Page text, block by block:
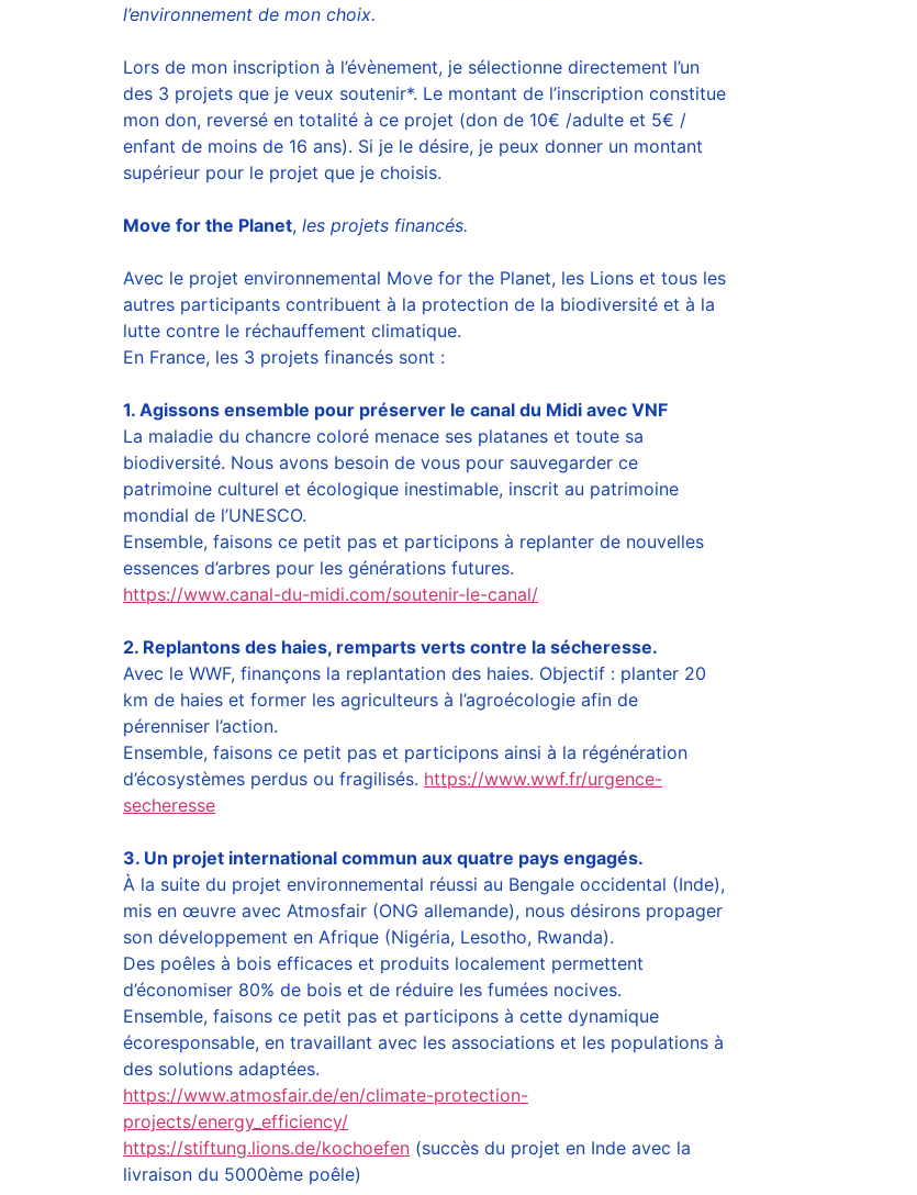
l’environnement de mon choix.
Lors de mon inscription à l’évènement, je sélectionne directement l’un
des 3 projets que je veux soutenir*. Le montant de l’inscription constitue
mon don, reversé en totalité à ce projet (don de 10€ /adulte et 5€ /
enfant de moins de 16 ans). Si je le désire, je peux donner un montant
supérieur pour le projet que je choisis.
Move for the Planet, les projets financés.
Avec le projet environnemental Move for the Planet, les Lions et tous les
autres participants contribuent à la protection de la biodiversité et à la
lutte contre le réchauffement climatique.
En France, les 3 projets financés sont :
1. Agissons ensemble pour préserver le canal du Midi avec VNF
La maladie du chancre coloré menace ses platanes et toute sa
biodiversité. Nous avons besoin de vous pour sauvegarder ce
patrimoine culturel et écologique inestimable, inscrit au patrimoine
mondial de l’UNESCO.
Ensemble, faisons ce petit pas et participons à replanter de nouvelles
essences d’arbres pour les générations futures.
https://www.canal-du-midi.com/soutenir-le-canal/
2. Replantons des haies, remparts verts contre la sécheresse.
Avec le WWF, finançons la replantation des haies. Objectif : planter 20
km de haies et former les agriculteurs à l’agroécologie afin de
pérenniser l’action.
Ensemble, faisons ce petit pas et participons ainsi à la régénération
d’écosystèmes perdus ou fragilisés. https://www.wwf.fr/urgence-
secheresse
3. Un projet international commun aux quatre pays engagés.
À la suite du projet environnemental réussi au Bengale occidental (Inde),
mis en œuvre avec Atmosfair (ONG allemande), nous désirons propager
son développement en Afrique (Nigéria, Lesotho, Rwanda).
Des poêles à bois efficaces et produits localement permettent
d’économiser 80% de bois et de réduire les fumées nocives.
Ensemble, faisons ce petit pas et participons à cette dynamique
écoresponsable, en travaillant avec les associations et les populations à
des solutions adaptées.
https://www.atmosfair.de/en/climate-protection-
projects/energy_efficiency/
https://stiftung.lions.de/kochoefen (succès du projet en Inde avec la
livraison du 5000ème poêle)